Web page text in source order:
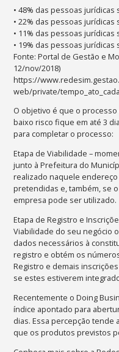
• 48% das pessoas
• 22% das pessoas
• 11% das pessoas
• 19% das pessoas
Fonte: Portal de Gestão e
12/nov/2018)
https://
web/private/
O objetivo é que o
baixo risco fique em até 3
para completar o processo:
Etapa de Viabilidade –
junto à Prefeitura do
realizado naquele
pretendidas e, também, se
empresa pode ser utilizado.
Etapa de Registro e
Viabilidade do seu negócio
dados necessários à
registro e obtém os
Registro e demais
se estes estiverem
Recentemente o Doing
índice apontado para
dias. Essa percepção tende
que os produtos previstos